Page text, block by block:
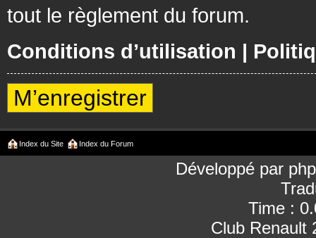
tout le règlement du forum.
Conditions d’utilisation |
M’enregistrer
Index du Site Index du Forum
Développé par
Time :
Club Renault